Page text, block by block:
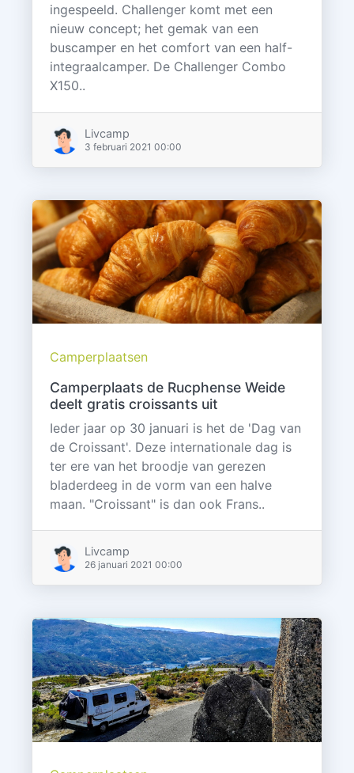
ingespeeld. Challenger komt met een
nieuw concept; het gemak van een
buscamper en het comfort van een half-
integraalcamper. De Challenger Combo
X150..
Livcamp
3 februari 2021 00:00
Camperplaatsen
Camperplaats de Rucphense Weide
deelt gratis croissants uit
Ieder jaar op 30 januari is het de 'Dag van
de Croissant'. Deze internationale dag is
ter ere van het broodje van gerezen
bladerdeeg in de vorm van een halve
maan. "Croissant" is dan ook Frans..
Livcamp
26 januari 2021 00:00